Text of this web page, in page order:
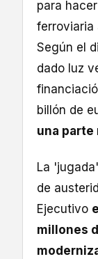
para
ferroviaria
Según el
dado luz
billón de
una parte
La
de
Ejecutivo
millones